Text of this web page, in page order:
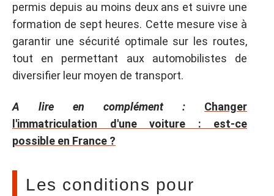
permis depuis au moins deux ans et suivre une
formation de sept heures. Cette mesure vise à
garantir une sécurité optimale sur les routes,
tout en permettant aux automobilistes de
diversifier leur moyen de transport.
A lire en complément :
Changer
l'immatriculation d'une voiture : est-ce
possible en France ?
Les conditions pour